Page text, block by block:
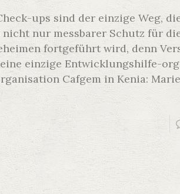
ups sind der einzige Weg,
nur messbarer Schutz für
fortgeführt wird, denn
einzige Entwicklungshilfe-
Cafgem in Kenia: